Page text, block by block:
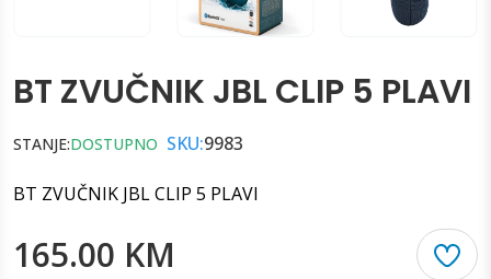
BT ZVUČNIK JBL CLIP 5 PLAVI
STANJE:DOSTUPNO SKU:9983
BT ZVUČNIK JBL CLIP 5 PLAVI
165.00 KM